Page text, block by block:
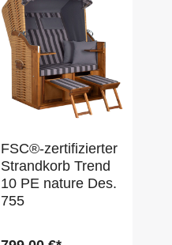
FSC®-zertifizierter
Strandkorb Trend
10 PE nature Des.
755